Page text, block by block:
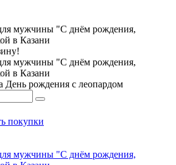
День рождения с леопардом
покупки